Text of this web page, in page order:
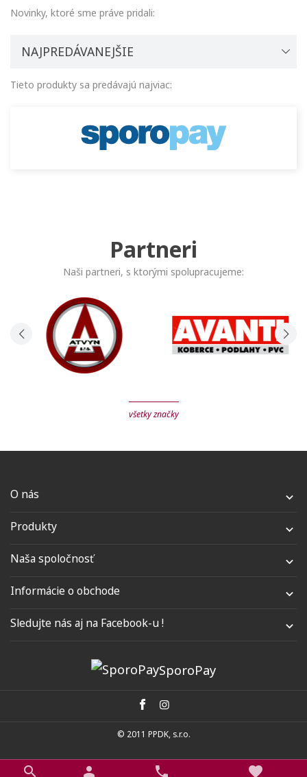
search person phone favorite
Novinky, ktoré sme práve pridali:
NAJPREDÁVANEJŠIE
Tieto produkty sa predávajú najviac:
Partneri
Naši partneri, s ktorými spolupracujeme:
všetky značky
O nás 
Produkty 
Naša spoločnosť 
Informácie o obchode 
Sledujte nás aj na Facebook-u ! 
© 2011 PPDK, s.r.o.
SporoPay